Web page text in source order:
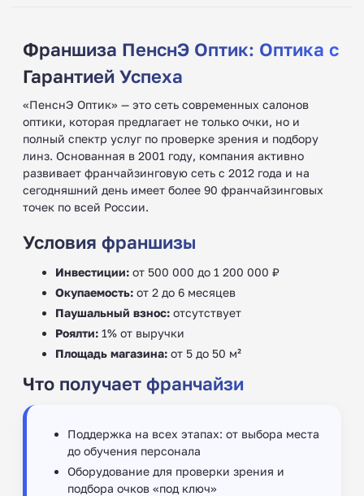
Франшиза ПенснЭ Оптик: Оптика с
Гарантией Успеха
«ПенснЭ Оптик» — это сеть современных салонов
оптики, которая предлагает не только очки, но и
полный спектр услуг по проверке зрения и подбору
линз. Основанная в 2001 году, компания активно
развивает франчайзинговую сеть с 2012 года и на
сегодняшний день имеет более 90 франчайзинговых
точек по всей России.
Условия франшизы
Инвестиции: от 500 000 до 1 200 000 ₽
Окупаемость: от 2 до 6 месяцев
Паушальный взнос: отсутствует
Роялти: 1% от выручки
Площадь магазина: от 5 до 50 м²
Что получает франчайзи
Поддержка на всех этапах: от выбора места
до обучения персонала
Оборудование для проверки зрения и
подбора очков «под ключ»